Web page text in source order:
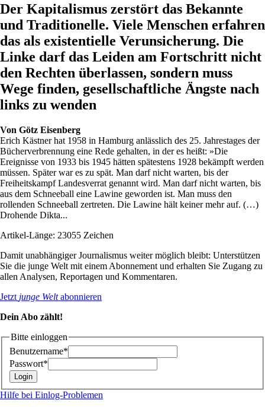
Der Kapitalismus zerstört das Bekannte
und Traditionelle. Viele Menschen erfahren
das als existentielle Verunsicherung. Die
Linke darf das Leiden am Fortschritt nicht
den Rechten überlassen, sondern muss
Wege finden, gesellschaftliche Ängste nach
links zu wenden
Von Götz Eisenberg
Erich Kästner hat 1958 in Hamburg anlässlich des 25. Jahrestages der
Bücherverbrennung eine Rede gehalten, in der es heißt: »Die
Ereignisse von 1933 bis 1945 hätten spätestens 1928 bekämpft werden
müssen. Später war es zu spät. Man darf nicht warten, bis der
Freiheitskampf Landesverrat genannt wird. Man darf nicht warten, bis
aus dem Schneeball eine Lawine geworden ist. Man muss den
rollenden Schneeball zertreten. Die Lawine hält keiner mehr auf. (…)
Drohende Dikta...
Artikel-Länge: 23055 Zeichen
Damit unabhängiger Journalismus weiter möglich bleibt: Unterstützen
Sie die junge Welt mit einem Abonnement und erhalten Sie Zugang zu
allen Analysen, Reportagen und Kommentaren.
Jetzt junge Weltabonnieren
Dein Abo zählt!
Bitte einloggen
Benutzername*
Passwort*
Hilfe bei Einlog-Problemen